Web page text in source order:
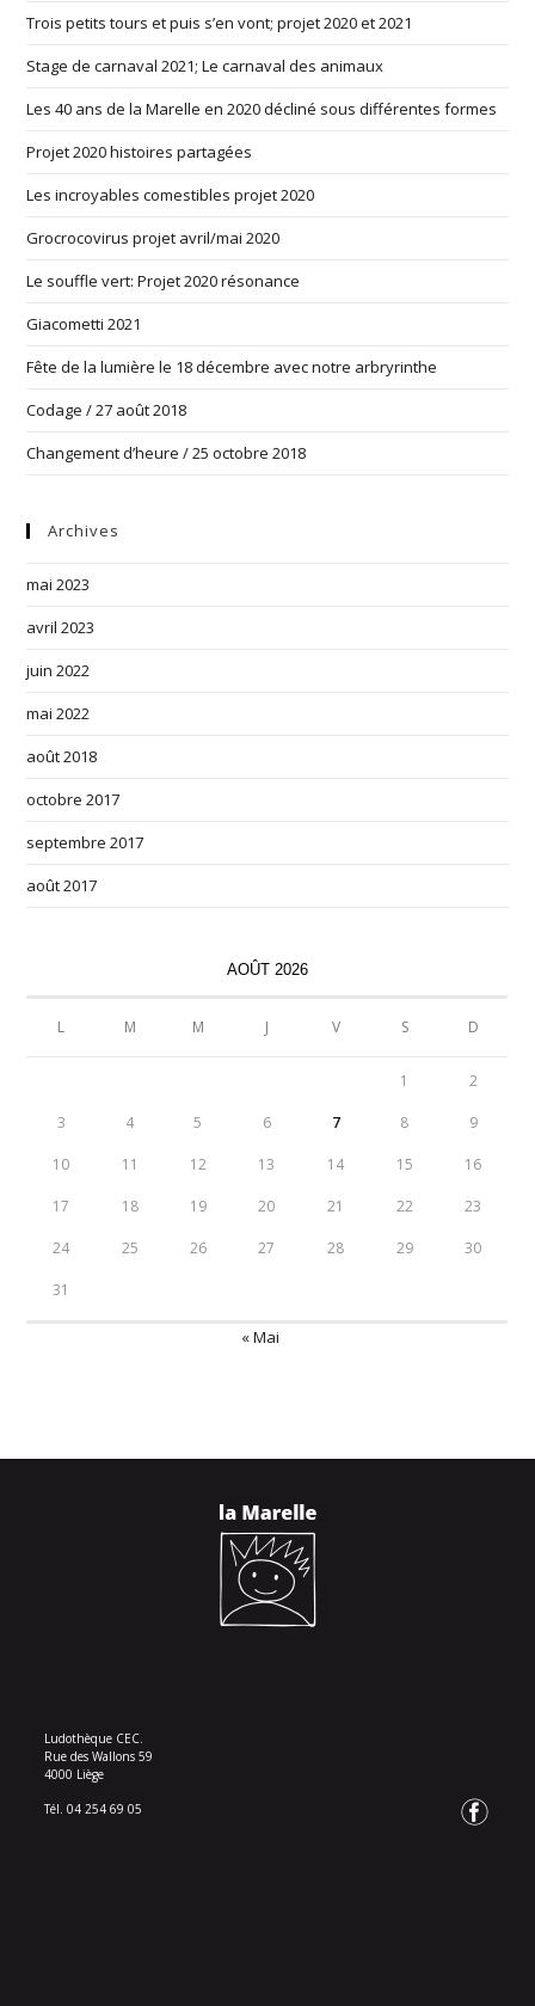
Trois petits tours et puis s’en vont; projet 2020 et 2021
Stage de carnaval 2021; Le carnaval des animaux
Les 40 ans de la Marelle en 2020 décliné sous différentes formes
Projet 2020 histoires partagées
Les incroyables comestibles projet 2020
Grocrocovirus projet avril/mai 2020
Le souffle vert: Projet 2020 résonance
Giacometti 2021
Fête de la lumière le 18 décembre avec notre arbryrinthe
Codage / 27 août 2018
Changement d’heure / 25 octobre 2018
Archives
mai 2023
avril 2023
juin 2022
mai 2022
août 2018
octobre 2017
septembre 2017
août 2017
AOÛT 2026
L M M J V S D
1 2
3 4 5 6 7 8 9
10 11 12 13 14 15 16
17 18 19 20 21 22 23
24 25 26 27 28 29 30
31
« Mai
Ludothèque CEC.
Rue des Wallons 59
4000 Liège
Tél. 04 254 69 05